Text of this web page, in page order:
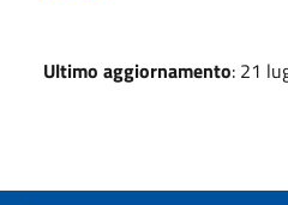
Ultimo aggiornamento: 21